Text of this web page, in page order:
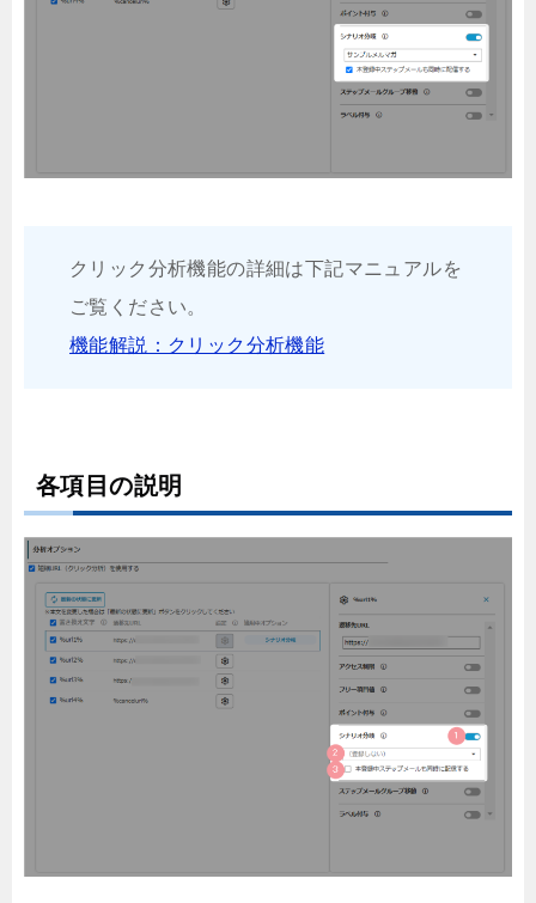
クリック分析機能の詳細は下記マニュアルを
ご覧ください。
機能解説：クリック分析機能
各項目の説明